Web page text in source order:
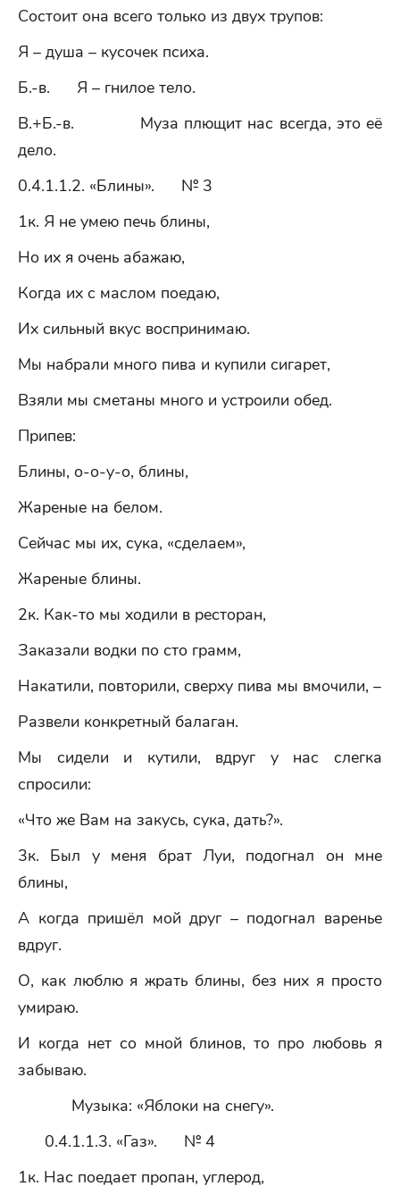
Состоит она всего только из двух трупов:
Я – душа – кусочек психа.
Б.-в. Я – гнилое тело.
В.+Б.-в. Муза плющит нас всегда, это её
дело.
0.4.1.1.2. «Блины». № 3
1к. Я не умею печь блины,
Но их я очень абажаю,
Когда их с маслом поедаю,
Их сильный вкус воспринимаю.
Мы набрали много пива и купили сигарет,
Взяли мы сметаны много и устроили обед.
Припев:
Блины, о-о-у-о, блины,
Жареные на белом.
Сейчас мы их, сука, «сделаем»,
Жареные блины.
2к. Как-то мы ходили в ресторан,
Заказали водки по сто грамм,
Накатили, повторили, сверху пива мы вмочили, –
Развели конкретный балаган.
Мы сидели и кутили, вдруг у нас слегка
спросили:
«Что же Вам на закусь, сука, дать?».
3к. Был у меня брат Луи, подогнал он мне
блины,
А когда пришёл мой друг – подогнал варенье
вдруг.
О, как люблю я жрать блины, без них я просто
умираю.
И когда нет со мной блинов, то про любовь я
забываю.
Музыка: «Яблоки на снегу».
0.4.1.1.3. «Газ». № 4
1к. Нас поедает пропан, углерод,